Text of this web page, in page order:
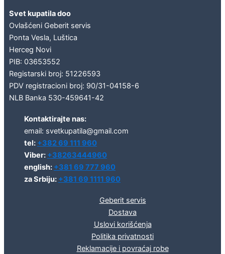
Svet kupatila doo
Ovlašćeni Geberit servis
Ponta Vesla, Luštica
Herceg Novi
PIB: 03653552
Registarski broj: 51226593
PDV registracioni broj: 90/31-04158-6
NLB Banka 530-459641-42
Kontaktirajte nas:
email: svetkupatila@gmail.com
tel: +382 69 111 960
Viber: +38263444960
english: +381 69 777 960
za Srbiju: +381 69 1111 960
Geberit servis
Dostava
Uslovi korišćenja
Politika privatnosti
Reklamacije i povraćaj robe